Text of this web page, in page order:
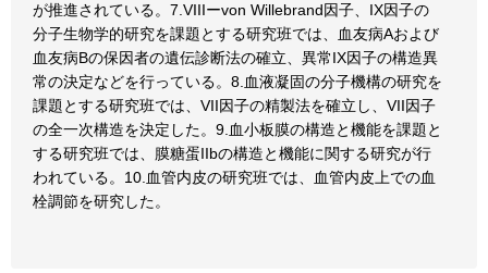
が推進されている。7.VIIIーvon Willebrand因子、IX因子の
分子生物学的研究を課題とする研究班では、血友病Aおよび
血友病Bの保因者の遺伝診断法の確立、異常IX因子の構造異
常の決定などを行っている。8.血液凝固の分子機構の研究を
課題とする研究班では、VII因子の精製法を確立し、VII因子
の全一次構造を決定した。9.血小板膜の構造と機能を課題と
する研究班では、膜糖蛋IIbの構造と機能に関する研究が行
われている。10.血管内皮の研究班では、血管内皮上での血
栓調節を研究した。